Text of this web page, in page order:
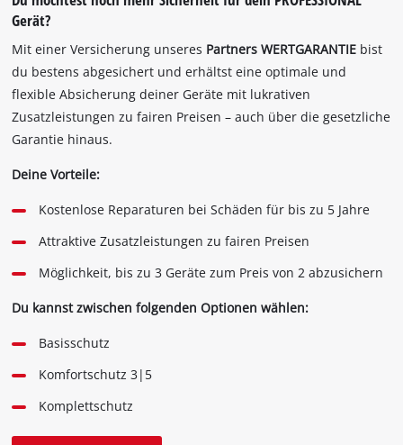
Gerät?
Mit einer Versicherung unseres Partners WERTGARANTIE bist
du bestens abgesichert und erhältst eine optimale und
flexible Absicherung deiner Geräte mit lukrativen
Zusatzleistungen zu fairen Preisen – auch über die gesetzliche
Garantie hinaus.
Deine Vorteile:
Kostenlose Reparaturen bei Schäden für bis zu 5 Jahre
Attraktive Zusatzleistungen zu fairen Preisen
Möglichkeit, bis zu 3 Geräte zum Preis von 2 abzusichern
Du kannst zwischen folgenden Optionen wählen:
Basisschutz
Komfortschutz 3|5
Komplettschutz